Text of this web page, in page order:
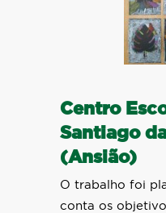
Centro
Santiago
(Ansião)
O trabalho foi
conta os